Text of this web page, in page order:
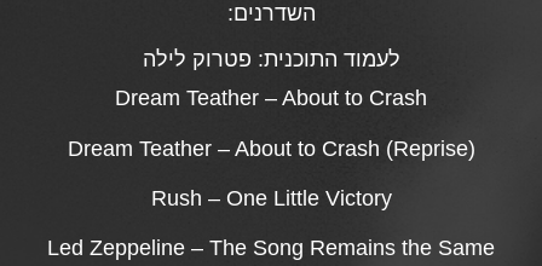
השדרנים:
לעמוד התוכנית: פטרוק לילה
Dream Teather – About to Crash
Dream Teather – About to Crash (Reprise)
Rush – One Little Victory
Led Zeppeline – The Song Remains the Same